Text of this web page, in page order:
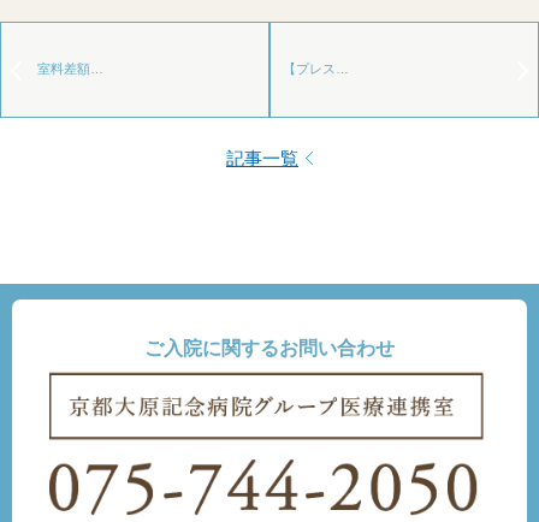
室料差額… 【プレス…
記事一覧
ご入院に関するお問い合わせ